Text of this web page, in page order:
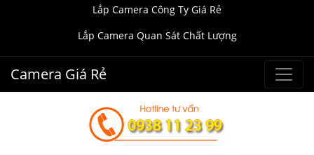
Lắp Camera Công Ty Giá Rẻ
Lắp Camera Quan Sát Chất Lượng
Camera Giá Rẻ